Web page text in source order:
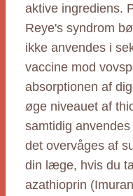
aktive ingrediens.
Reye's syndrom
ikke anvendes i
vaccine mod
absorptionen af
øge niveauet af
samtidig
det overvåges af
din læge, hvis du
azathioprin